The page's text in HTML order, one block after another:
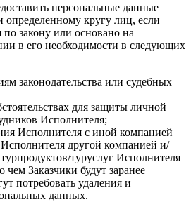
персональные данные
кругу лиц, если
по закону или основано на
в его необходимости в следующих
законодательства или судебных
для защиты личной
Исполнителя;
Исполнителя с иной компанией
другой компанией и/
туруслуг Исполнителя
чем Заказчики будут заранее
потребовать удаления и
данных.